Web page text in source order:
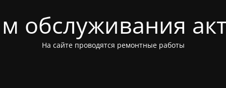
обслуживания
На сайте проводятся ремонтные работы